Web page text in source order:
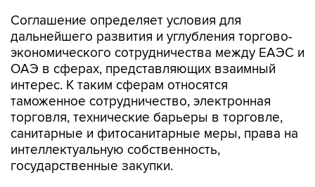
Соглашение определяет условия для
дальнейшего развития и углубления торгово-
экономического сотрудничества между ЕАЭС и
ОАЭ в сферах, представляющих взаимный
интерес. К таким сферам относятся
таможенное сотрудничество, электронная
торговля, технические барьеры в торговле,
санитарные и фитосанитарные меры, права на
интеллектуальную собственность,
государственные закупки.